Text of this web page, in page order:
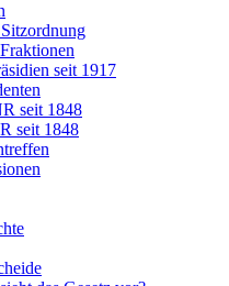
seit 1917
seit 1848
seit 1848